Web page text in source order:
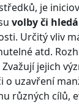
je
volby či
Určitý vliv
atd.
jejich
o uzavření
různých cílů,